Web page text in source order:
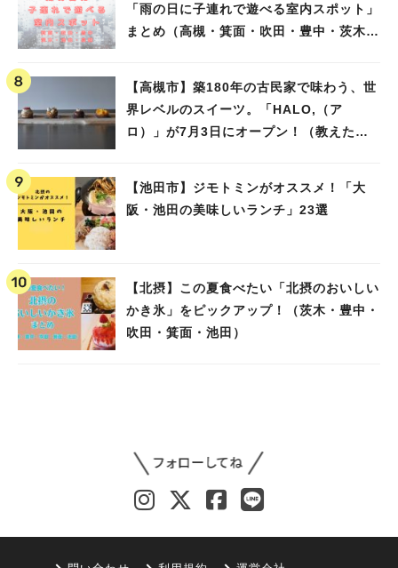
「雨の日に子連れで遊べる室内スポット」
まとめ（高槻・箕面・吹田・豊中・茨木・
【高槻市】築180年の古民家で味わう、世
界レベルのスイーツ。「HALO,（ア
ロ）」が7月3日にオープン！（教えたい/
【池田市】ジモトミンがオススメ！「大
阪・池田の美味しいランチ」23選
【北摂】この夏食べたい「北摂のおいしい
かき氷」をピックアップ！（茨木・豊中・
吹田・箕面・池田）